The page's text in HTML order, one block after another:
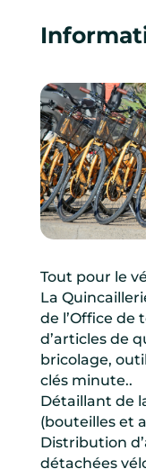
Tout pour le
La
de l’Office de
d’articles de
bricolage,
clés minute..
Détaillant de
(bouteilles et
Distribution
détachées